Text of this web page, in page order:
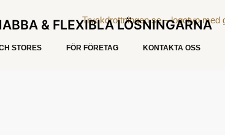
& FLEXIBLA LÖSNINGARNA
STORES FÖR FÖRETAG KONTAKTA OSS